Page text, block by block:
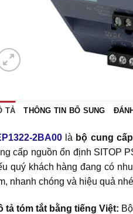
TẢ THÔNG TIN BỔ SUNG
2BA00 là bộ cung
cấp nguồn ổn định SITOP
quý khách hàng đang có
nhanh chóng và hiệu quả
tả tóm tắt bằng tiếng Việt: